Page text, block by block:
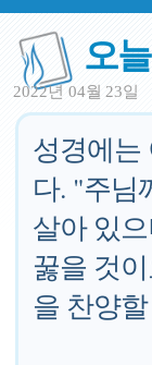
오
2022년 04월 23일
성경에는
다. "주님
살아 있
꿇을 것
을 찬양